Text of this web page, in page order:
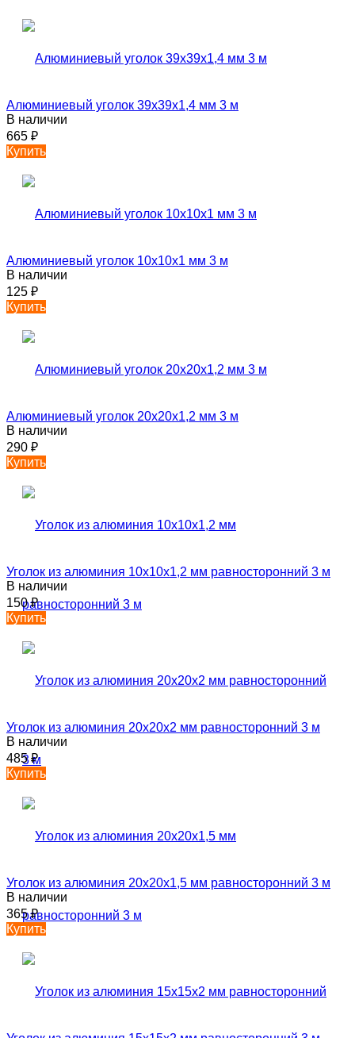
Алюминиевый уголок 39х39х1,4 мм 3 м
В наличии
665 ₽
Купить
Алюминиевый уголок 10х10х1 мм 3 м
В наличии
125 ₽
Купить
Алюминиевый уголок 20х20х1,2 мм 3 м
В наличии
290 ₽
Купить
Уголок из алюминия 10х10х1,2 мм равносторонний 3 м
В наличии
150₽
Купить
Уголок из алюминия 20х20х2 мм равносторонний 3 м
В наличии
485₽
Купить
Уголок из алюминия 20х20х1,5 мм равносторонний 3 м
В наличии
365₽
Купить